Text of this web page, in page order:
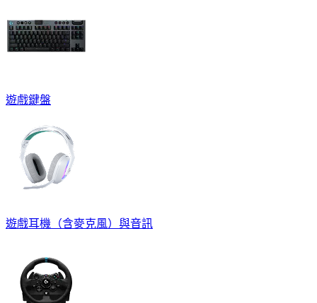
遊戲鍵盤
遊戲耳機（含麥克風）與音訊